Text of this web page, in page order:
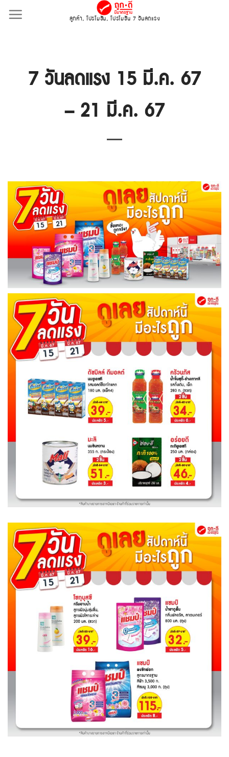
Skip
ลูกค้า, โปรโมชั่น,โปรโมชั่น 7 วันลดแรง
7 วันลดแรง 15 มี.ค. 67
– 21 มี.ค. 67